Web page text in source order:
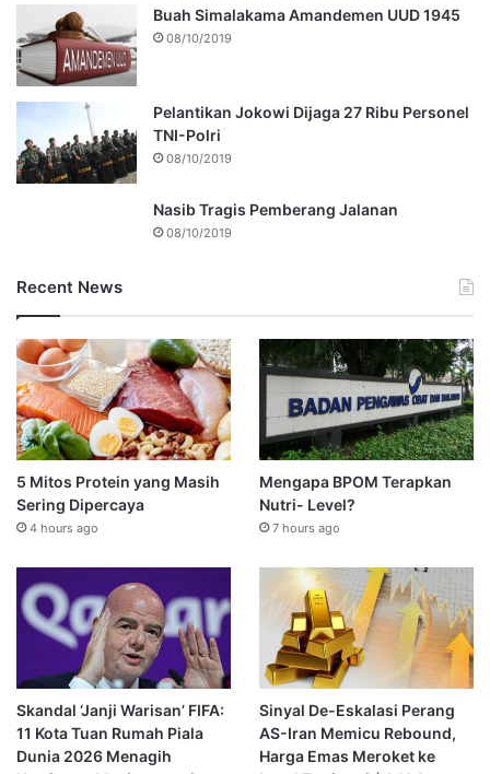
Buah Simalakama Amandemen UUD 1945
08/10/2019
Pelantikan Jokowi Dijaga 27 Ribu Personel
TNI-Polri
08/10/2019
Nasib Tragis Pemberang Jalanan
08/10/2019
Recent News
5 Mitos Protein yang Masih
Sering Dipercaya
4 hours ago
Mengapa BPOM Terapkan
Nutri- Level?
7 hours ago
Skandal ‘Janji Warisan’ FIFA:
11 Kota Tuan Rumah Piala
Dunia 2026 Menagih
Sinyal De-Eskalasi Perang
AS-Iran Memicu Rebound,
Harga Emas Meroket ke